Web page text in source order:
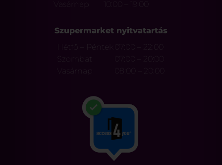
Vasárnap
Szupermarket nyitvatartás
Hétfő – Péntek
07:00 – 22:00
Szombat
07:00 – 20:00
Vasárnap
08:00 – 20:00